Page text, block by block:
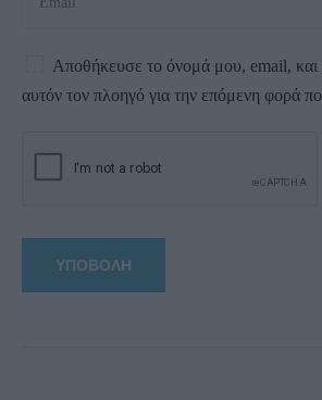
Αποθήκευσε το όνομά μου, email, και
αυτόν τον πλοηγό για την επόμενη φορά